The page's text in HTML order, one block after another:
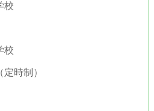
校
校
時制）